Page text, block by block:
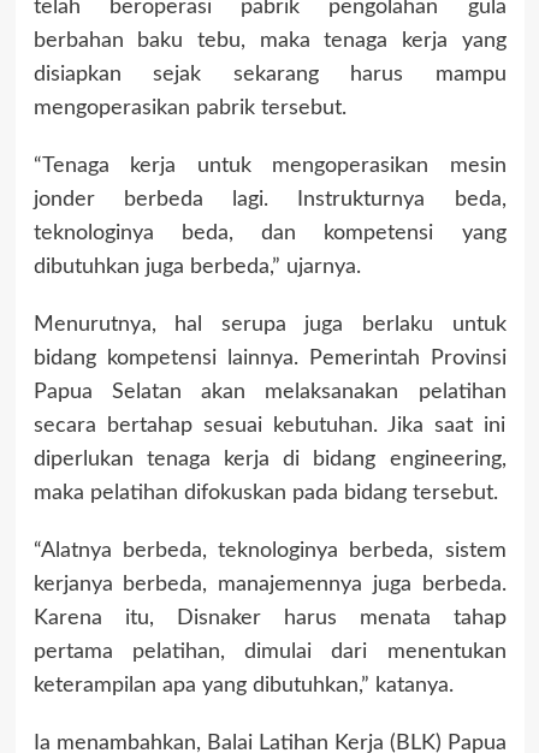
telah beroperasi pabrik pengolahan gula
berbahan baku tebu, maka tenaga kerja yang
disiapkan sejak sekarang harus mampu
mengoperasikan pabrik tersebut.
“Tenaga kerja untuk mengoperasikan mesin
jonder berbeda lagi. Instrukturnya beda,
teknologinya beda, dan kompetensi yang
dibutuhkan juga berbeda,” ujarnya.
Menurutnya, hal serupa juga berlaku untuk
bidang kompetensi lainnya. Pemerintah Provinsi
Papua Selatan akan melaksanakan pelatihan
secara bertahap sesuai kebutuhan. Jika saat ini
diperlukan tenaga kerja di bidang engineering,
maka pelatihan difokuskan pada bidang tersebut.
“Alatnya berbeda, teknologinya berbeda, sistem
kerjanya berbeda, manajemennya juga berbeda.
Karena itu, Disnaker harus menata tahap
pertama pelatihan, dimulai dari menentukan
keterampilan apa yang dibutuhkan,” katanya.
Ia menambahkan, Balai Latihan Kerja (BLK) Papua